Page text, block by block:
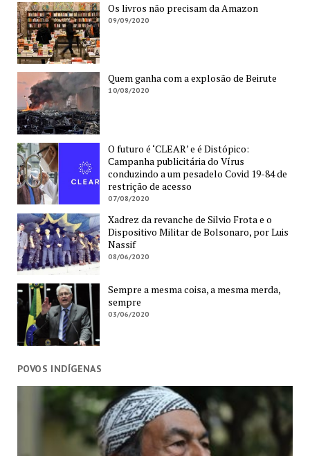
Os livros não precisam da Amazon
09/09/2020
Quem ganha com a explosão de Beirute
10/08/2020
O futuro é ‘CLEAR’ e é Distópico:
Campanha publicitária do Vírus
conduzindo a um pesadelo Covid 19-84 de
restrição de acesso
07/08/2020
Xadrez da revanche de Silvio Frota e o
Dispositivo Militar de Bolsonaro, por Luis
Nassif
08/06/2020
Sempre a mesma coisa, a mesma merda,
sempre
03/06/2020
POVOS INDÍGENAS